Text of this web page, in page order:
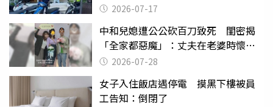
2026-07-17
中和兒媳遭公公砍百刀致死 閨密揭
「全家都惡魔」：丈夫在老婆時懷孕
摔東西
2026-07-28
女子入住飯店遇停電 摸黑下樓被員
工告知：倒閉了